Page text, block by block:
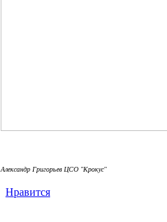
Александр Григорьев ЦСО "Крокус"
Нравится